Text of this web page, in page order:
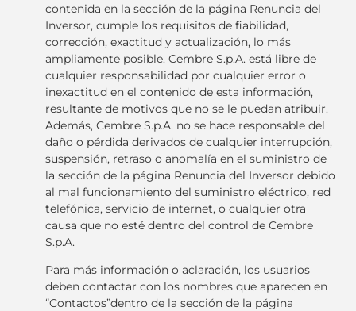
contenida en la sección de la página Renuncia del
Inversor, cumple los requisitos de fiabilidad,
corrección, exactitud y actualización, lo más
ampliamente posible. Cembre S.p.A. está libre de
cualquier responsabilidad por cualquier error o
inexactitud en el contenido de esta información,
resultante de motivos que no se le puedan atribuir.
Además, Cembre S.p.A. no se hace responsable del
daño o pérdida derivados de cualquier interrupción,
suspensión, retraso o anomalía en el suministro de
la sección de la página Renuncia del Inversor debido
al mal funcionamiento del suministro eléctrico, red
telefónica, servicio de internet, o cualquier otra
causa que no esté dentro del control de Cembre
S.p.A.
Para más información o aclaración, los usuarios
deben contactar con los nombres que aparecen en
“Contactos”dentro de la sección de la página